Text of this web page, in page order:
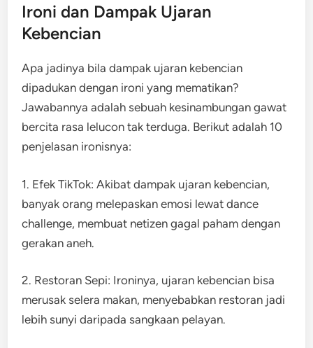
Ironi dan Dampak Ujaran
Kebencian
Apa jadinya bila dampak ujaran kebencian
dipadukan dengan ironi yang mematikan?
Jawabannya adalah sebuah kesinambungan gawat
bercita rasa lelucon tak terduga. Berikut adalah 10
penjelasan ironisnya:
1. Efek TikTok: Akibat dampak ujaran kebencian,
banyak orang melepaskan emosi lewat dance
challenge, membuat netizen gagal paham dengan
gerakan aneh.
2. Restoran Sepi: Ironinya, ujaran kebencian bisa
merusak selera makan, menyebabkan restoran jadi
lebih sunyi daripada sangkaan pelayan.